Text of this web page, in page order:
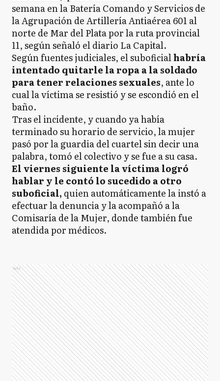
semana en la Batería Comando y Servicios de
la Agrupación de Artillería Antiaérea 601 al
norte de Mar del Plata por la ruta provincial
11, según señaló el diario La Capital.
Según fuentes judiciales, el suboficialhabría
intentado quitarle la ropa a la soldado
para tener relaciones sexuales, ante lo
cual la víctima se resistió y se escondió en el
baño.
Tras el incidente, y cuando ya había
terminado su horario de servicio, la mujer
pasó por la guardia del cuartel sin decir una
palabra, tomó el colectivo y se fue a su casa.
El viernes siguiente la víctima logró
hablar y le contó lo sucedido a otro
suboficial, quien automáticamente la instó a
efectuar la denuncia y la acompañó a la
Comisaría de la Mujer, donde también fue
atendida por médicos.
Ads